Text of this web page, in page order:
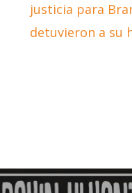
justicia para
detuvieron a su